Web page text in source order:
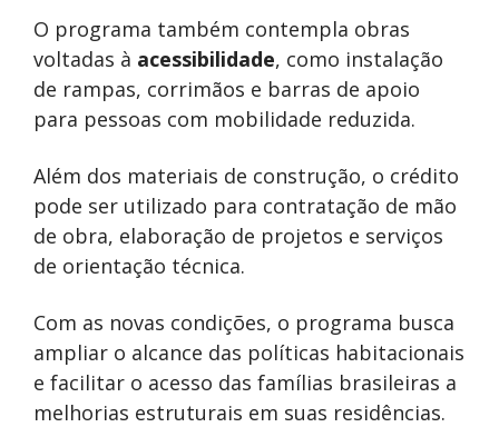
O programa também contempla obras
voltadas à acessibilidade, como instalação
de rampas, corrimãos e barras de apoio
para pessoas com mobilidade reduzida.
Além dos materiais de construção, o crédito
pode ser utilizado para contratação de mão
de obra, elaboração de projetos e serviços
de orientação técnica.
Com as novas condições, o programa busca
ampliar o alcance das políticas habitacionais
e facilitar o acesso das famílias brasileiras a
melhorias estruturais em suas residências.